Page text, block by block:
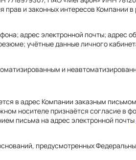
и законных интересов Компании
адрес электронной почты; адрес
учётные данные личного
и
в адрес Компании заказным
носителе признаётся согласие в
письма на адрес электронной почты
предусмотренных